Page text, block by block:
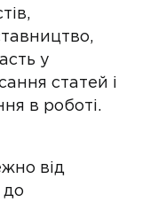
у
статей і
в роботі​.
від
до